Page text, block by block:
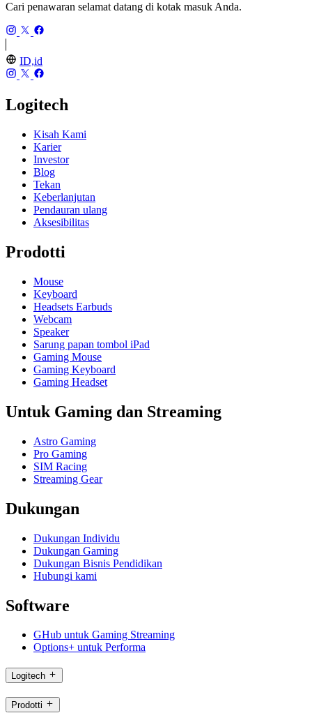
Cari penawaran selamat datang di kotak masuk Anda.
ID,id
Logitech
Kisah Kami
Karier
Investor
Blog
Tekan
Keberlanjutan
Pendauran ulang
Aksesibilitas
Prodotti
Mouse
Keyboard
Headsets Earbuds
Webcam
Speaker
Sarung papan tombol iPad
Gaming Mouse
Gaming Keyboard
Gaming Headset
Untuk Gaming dan Streaming
Astro Gaming
Pro Gaming
SIM Racing
Streaming Gear
Dukungan
Dukungan Individu
Dukungan Gaming
Dukungan Bisnis Pendidikan
Hubungi kami
Software
GHub untuk Gaming Streaming
Options+ untuk Performa
Logitech
Prodotti